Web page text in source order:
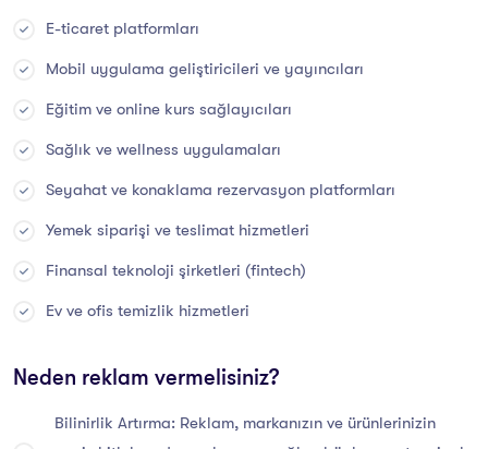
E-ticaret platformları
Mobil uygulama geliştiricileri ve yayıncıları
Eğitim ve online kurs sağlayıcıları
Sağlık ve wellness uygulamaları
Seyahat ve konaklama rezervasyon platformları
Yemek siparişi ve teslimat hizmetleri
Finansal teknoloji şirketleri (fintech)
Ev ve ofis temizlik hizmetleri
Neden reklam vermelisiniz?
Bilinirlik Artırma: Reklam, markanızın ve ürünlerinizin